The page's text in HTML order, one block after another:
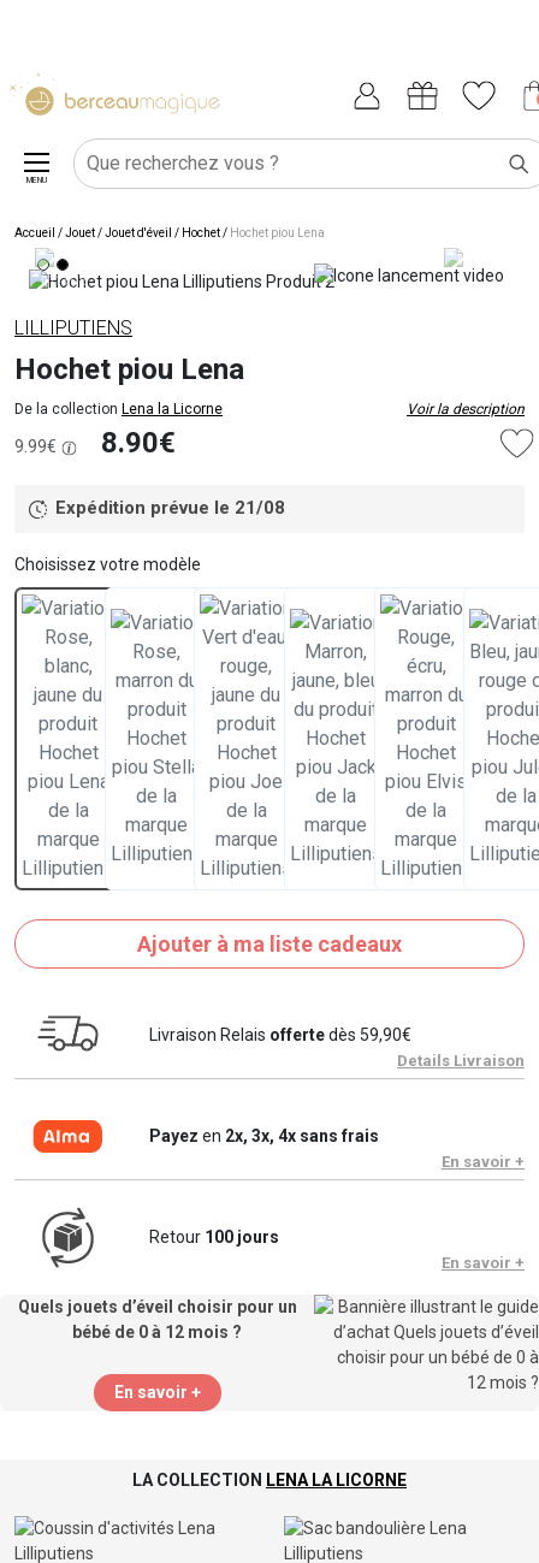
MENU
Accueil /Jouet/Jouet d'éveil / Hochet/ Hochet piou Lena
LILLIPUTIENS
Hochet piou Lena
De la collection Lena la Licorne Voir la description
9.99€ 8.90€
Expédition prévue le 21/08
Choisissez votre modèle
Ajouter à ma liste cadeaux
Livraison Relais offertedès 59,90€
Details Livraison
Payez en 2x, 3x, 4x sans frais
En savoir +
Retour 100 jours
En savoir +
Quels jouets d’éveil choisir pour un
bébé de 0 à 12 mois ?
En savoir +
LA COLLECTION LENA LA LICORNE